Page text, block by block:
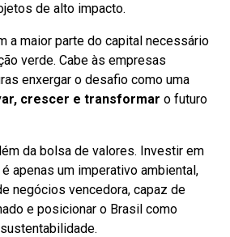
de alto impacto.
a maior parte do capital necessário
verde. Cabe às empresas
enxergar o desafio como uma
crescer e transformar o futuro
da bolsa de valores. Investir em
apenas um imperativo ambiental,
negócios vencedora, capaz de
e posicionar o Brasil como